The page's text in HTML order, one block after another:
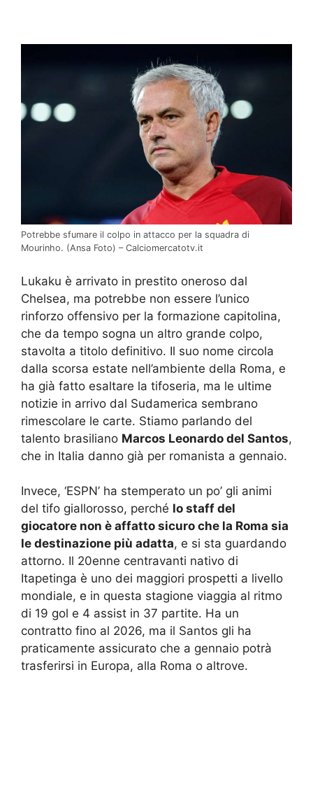
Potrebbe sfumare il colpo in attacco per la squadra di
Mourinho. (Ansa Foto) – Calciomercatotv.it
Lukaku è arrivato in prestito oneroso dal
Chelsea, ma potrebbe non essere l’unico
rinforzo offensivo per la formazione capitolina,
che da tempo sogna un altro grande colpo,
stavolta a titolo definitivo. Il suo nome circola
dalla scorsa estate nell’ambiente della Roma, e
ha già fatto esaltare la tifoseria, ma le ultime
notizie in arrivo dal Sudamerica sembrano
rimescolare le carte. Stiamo parlando del
talento brasiliano Marcos Leonardo del Santos,
che in Italia danno già per romanista a gennaio.
Invece, ‘ESPN’ ha stemperato un po’ gli animi
del tifo giallorosso, perché lo staff del
giocatore non è affatto sicuro che la Roma sia
le destinazione più adatta, e si sta guardando
attorno. Il 20enne centravanti nativo di
Itapetinga è uno dei maggiori prospetti a livello
mondiale, e in questa stagione viaggia al ritmo
di 19 gol e 4 assist in 37 partite. Ha un
contratto fino al 2026, ma il Santos gli ha
praticamente assicurato che a gennaio potrà
trasferirsi in Europa, alla Roma o altrove.